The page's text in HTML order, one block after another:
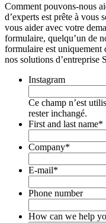
Comment pouvons-nous
d’experts est prête à vous
vous aider avec votre
formulaire, quelqu’un de
formulaire est uniquement
nos solutions d’entreprise
Instagram
Ce champ n’est
rester inchangé.
First and last name*
Company*
E-mail*
Phone number
How can we help